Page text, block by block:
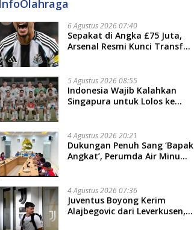
InfoOlahraga
6 Agustus 2026 07:40
Sepakat di Angka £75 Juta,
Arsenal Resmi Kunci Transfer
5 Agustus 2026 08:55
Indonesia Wajib Kalahkan
Singapura untuk Lolos ke
4 Agustus 2026 20:21
Dukungan Penuh Sang ‘Bapak
Angkat’, Perumda Air Minum
4 Agustus 2026 07:36
Juventus Boyong Kerim
Alajbegovic dari Leverkusen,